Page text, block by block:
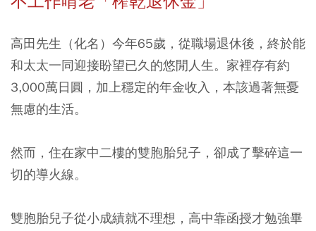
高田先生（化名）今年65歲，從職場退休後，終於能
和太太一同迎接盼望已久的悠閒人生。家裡存有約
3,000萬日圓，加上穩定的年金收入，本該過著無憂
無慮的生活。
然而，住在家中二樓的雙胞胎兒子，卻成了擊碎這一
切的導火線。
雙胞胎兒子從小成績就不理想，高中靠函授才勉強畢